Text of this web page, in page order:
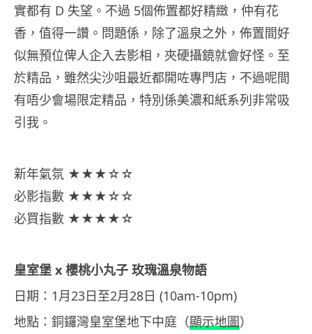
實都有 D 失望。不過 5個佈置都好精緻，仲有花
香，值得一讚。問題係，除了溫泉之外，佈置間好
似無預位俾人企入去影相，夾硬攝鏡就會好怪。至
於精品，雖然尖沙咀最近都開咗專門店，不過呢間
有唔少會場限定精品，特別係美濃和紙系列非常吸
引我。
新年氣氛 ★★★☆☆
必影指數 ★★★☆☆
必買指數 ★★★★☆
皇室堡 x 櫻桃小丸子 玫瑰溫泉物語
日期：1月23日至2月28日 (10am-10pm)
地點：銅鑼灣皇室堡地下中庭（顯示地圖）